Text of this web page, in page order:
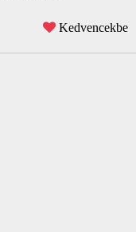
Kedvencekbe